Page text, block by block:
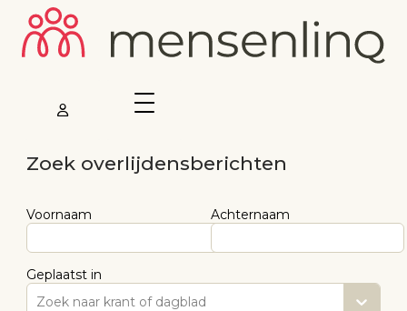
Zoek overlijdensberichten
Voornaam Achternaam
Geplaatst in
Zoek naar krant of dagblad